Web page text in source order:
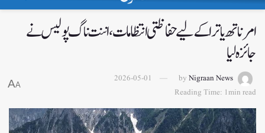
امرناتھ یاترا کے لیے حفاظتی انتظامات،اننت ناگ پولیس نے
جائزہ لیا
by Nigraan News
2026-05-01
Reading Time: 1min read
A
A